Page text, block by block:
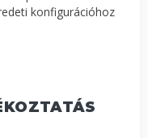
konfigurációhoz